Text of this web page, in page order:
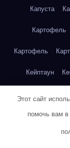
Капуста
Картофель
Картофель
Кейптаун
Кейптаун
Этот сайт
помочь вам в